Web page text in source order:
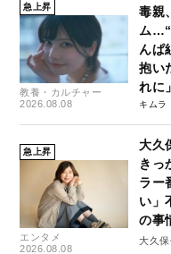
急上昇
教養・カルチャー
2026.08.08
毒親
ム…“
んぱ
抱い
れに」
キムラ
急上昇
エンタメ
2026.08.08
大久
きっ
ラー
い」
の事
大久